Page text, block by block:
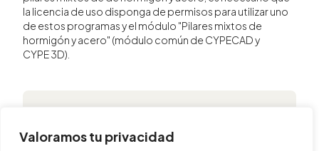
Valoramos tu privacidad
la licencia de uso disponga de permisos para utilizar uno
de estos programas y el módulo "Pilares mixtos de
hormigón y acero" (módulo común de CYPECAD y
CYPE 3D).